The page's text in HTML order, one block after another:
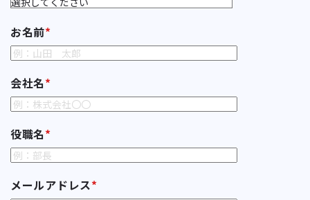
お名前*
会社名*
役職名*
メールアドレス*